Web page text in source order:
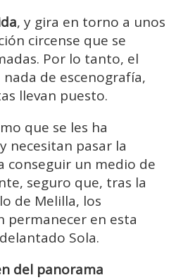
, y gira en torno a unos
circense que se
Por lo tanto, el
de escenografía,
llevan puesto.
que se les ha
necesitan pasar la
conseguir un medio de
seguro que, tras la
de Melilla, los
permanecer en esta
Sola.
del panorama